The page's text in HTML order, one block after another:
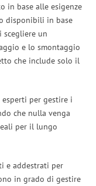
in base alle esigenze
disponibili in base
scegliere un
e lo smontaggio
che include solo il
esperti per gestire i
che nulla venga
per il lungo
e addestrati per
in grado di gestire